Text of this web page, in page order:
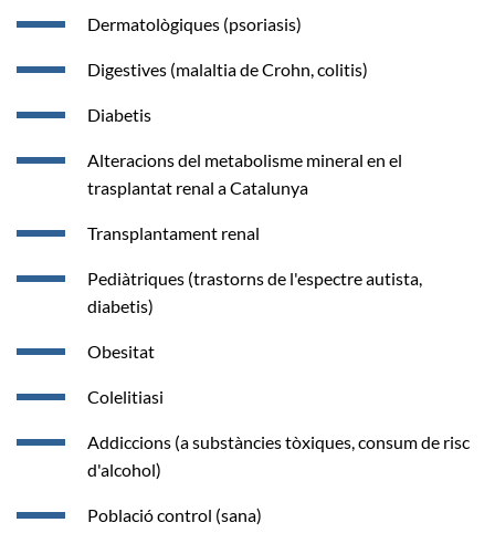
Dermatològiques (psoriasis)
Digestives (malaltia de Crohn, colitis)
Diabetis
Alteracions del metabolisme mineral en el
trasplantat renal a Catalunya
Transplantament renal
Pediàtriques (trastorns de l'espectre autista,
diabetis)
Obesitat
Colelitiasi
Addiccions (a substàncies tòxiques, consum de risc
d'alcohol)
Població control (sana)